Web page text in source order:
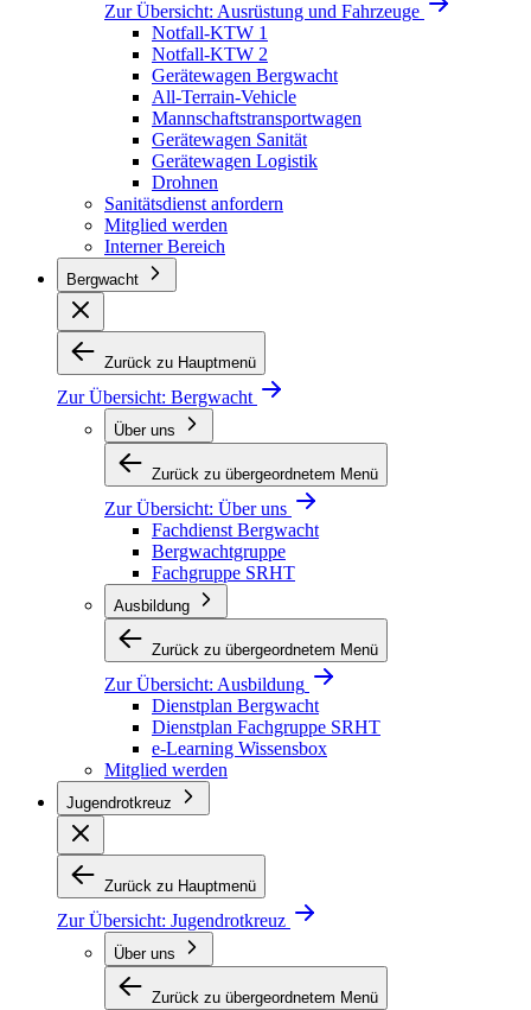
Zur Übersicht: Ausrüstung und Fahrzeuge
Notfall-KTW 1
Notfall-KTW 2
Gerätewagen Bergwacht
All-Terrain-Vehicle
Mannschaftstransportwagen
Gerätewagen Sanität
Gerätewagen Logistik
Drohnen
Sanitätsdienst anfordern
Mitglied werden
Interner Bereich
Bergwacht
Zurück zu Hauptmenü
Zur Übersicht: Bergwacht
Über uns
Zurück zu übergeordnetem Menü
Zur Übersicht: Über uns
Fachdienst Bergwacht
Bergwachtgruppe
Fachgruppe SRHT
Ausbildung
Zurück zu übergeordnetem Menü
Zur Übersicht: Ausbildung
Dienstplan Bergwacht
Dienstplan Fachgruppe SRHT
e-Learning Wissensbox
Mitglied werden
Jugendrotkreuz
Zurück zu Hauptmenü
Zur Übersicht: Jugendrotkreuz
Über uns
Zurück zu übergeordnetem Menü